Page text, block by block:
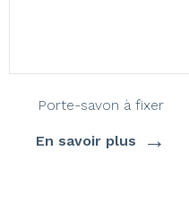
Porte-savon à fixer
En savoir plus →